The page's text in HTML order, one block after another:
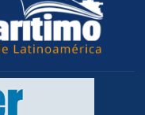
Ltda.